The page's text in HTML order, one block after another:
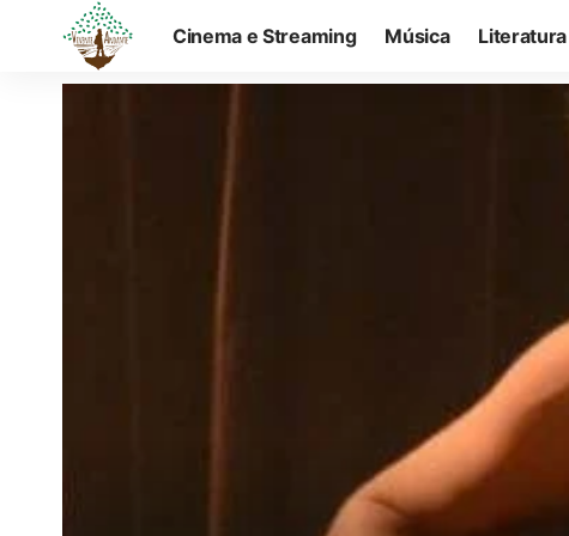
Cinema e Streaming Música Literatura